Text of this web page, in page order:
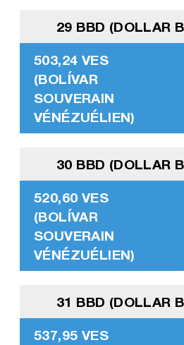
29 BBD (DOLLAR
503,24 VES
(BOLÍVAR
SOUVERAIN
VÉNÉZUÉLIEN)
30 BBD (DOLLAR
520,60 VES
(BOLÍVAR
SOUVERAIN
VÉNÉZUÉLIEN)
31 BBD (DOLLAR
537,95 VES